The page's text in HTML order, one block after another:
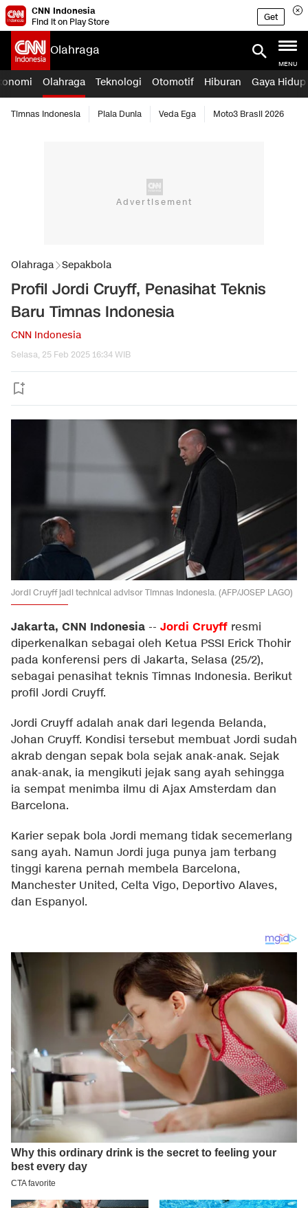
CNN Indonesia
Find it on Play Store
Get
Olahraga
MENU
Olahraga Teknologi Otomotif Hiburan Gaya Hidup
Timnas Indonesia Piala Dunia Veda Ega Moto3 Brasil 2026
Olahraga Sepakbola
Profil Jordi Cruyff, Penasihat Teknis
Baru Timnas Indonesia
CNN Indonesia
Selasa, 25 Feb 2025 16:34 WIB
Jordi Cruyff jadi technical advisor Timnas Indonesia. (AFP/JOSEP LAGO)
Jakarta, CNN Indonesia -- Jordi Cruyff resmi
diperkenalkan sebagai oleh Ketua PSSI Erick Thohir
pada konferensi pers di Jakarta, Selasa (25/2),
sebagai penasihat teknis Timnas Indonesia. Berikut
profil Jordi Cruyff.
Jordi Cruyff adalah anak dari legenda Belanda,
Johan Cruyff. Kondisi tersebut membuat Jordi sudah
akrab dengan sepak bola sejak anak-anak. Sejak
anak-anak, ia mengikuti jejak sang ayah sehingga
ia sempat menimba ilmu di Ajax Amsterdam dan
Barcelona.
Karier sepak bola Jordi memang tidak secemerlang
sang ayah. Namun Jordi juga punya jam terbang
tinggi karena pernah membela Barcelona,
Manchester United, Celta Vigo, Deportivo Alaves,
dan Espanyol.